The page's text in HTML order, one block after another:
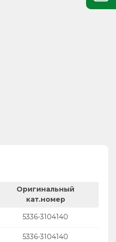
Оригинальный
кат.номер
5336-3104140
5336-3104140